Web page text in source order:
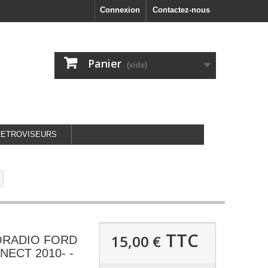
Contactez-nous
Connexion
Panier (vide)
FORD
2010- -
15,00 €TTC